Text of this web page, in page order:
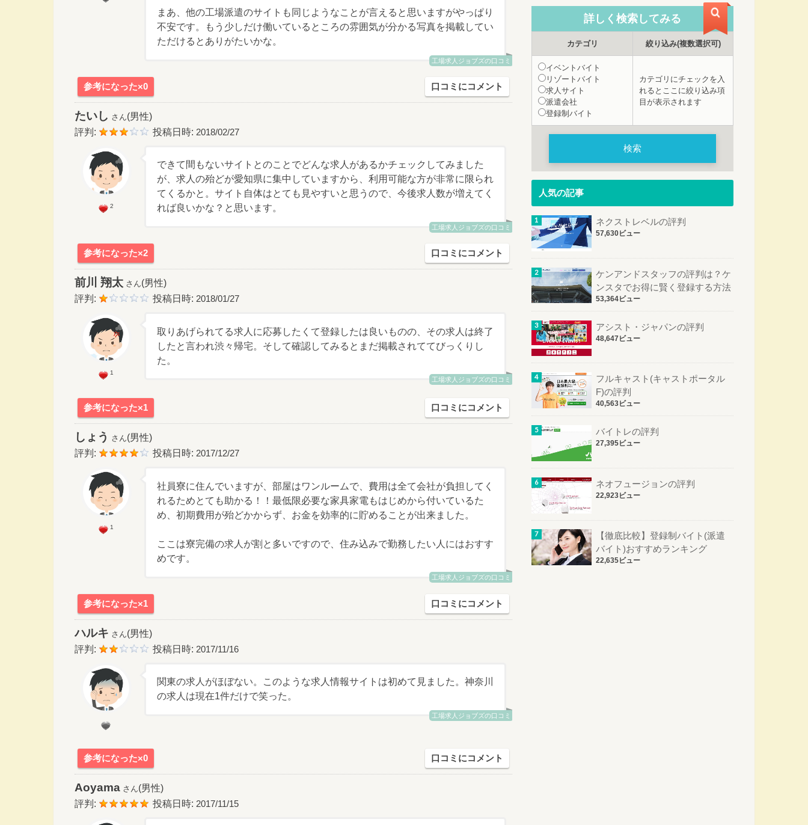
まあ、他の工場派遣のサイトも同じようなことが言えると思いますがやっぱり
不安です。もう少しだけ働いているところの雰囲気が分かる写真を掲載してい
ただけるとありがたいかな。
工場求人ジョブズの口コミ
参考になった×0 口コミにコメント
たいし さん(男性)
評判:
投稿日時: 2018/02/27
2
できて間もないサイトとのことでどんな求人があるかチェックしてみました
が、求人の殆どが愛知県に集中していますから、利用可能な方が非常に限られ
てくるかと。サイト自体はとても見やすいと思うので、今後求人数が増えてく
れば良いかな？と思います。
工場求人ジョブズの口コミ
参考になった×2 口コミにコメント
前川 翔太 さん(男性)
評判:
投稿日時: 2018/01/27
1
取りあげられてる求人に応募したくて登録したは良いものの、その求人は終了
したと言われ渋々帰宅。そして確認してみるとまだ掲載されててびっくりし
た。
工場求人ジョブズの口コミ
参考になった×1 口コミにコメント
しょう さん(男性)
評判:
投稿日時: 2017/12/27
1
社員寮に住んでいますが、部屋はワンルームで、費用は全て会社が負担してく
れるためとても助かる！！最低限必要な家具家電もはじめから付いているた
め、初期費用が殆どかからず、お金を効率的に貯めることが出来ました。
ここは寮完備の求人が割と多いですので、住み込みで勤務したい人にはおすす
めです。
工場求人ジョブズの口コミ
参考になった×1 口コミにコメント
ハルキ さん(男性)
評判:
投稿日時: 2017/11/16
関東の求人がほぼない。このような求人情報サイトは初めて見ました。神奈川
の求人は現在1件だけで笑った。
工場求人ジョブズの口コミ
参考になった×0 口コミにコメント
Aoyama さん(男性)
評判:
投稿日時: 2017/11/15
詳しく検索してみる
カテゴリ 絞り込み(複数選択可)
イベントバイト
リゾートバイト
求人サイト
派遣会社
登録制バイト
カテゴリにチェックを入
れるとここに絞り込み項
目が表示されます
人気の記事
ネクストレベルの評判
57,630ビュー
ケンアンドスタッフの評判は？ケ
ンスタでお得に賢く登録する方法
53,364ビュー
アシスト・ジャパンの評判
48,647ビュー
フルキャスト(キャストポータル
F)の評判
40,563ビュー
バイトレの評判
27,395ビュー
ネオフュージョンの評判
22,923ビュー
【徹底比較】登録制バイト(派遣
バイト)おすすめランキング
22,635ビュー